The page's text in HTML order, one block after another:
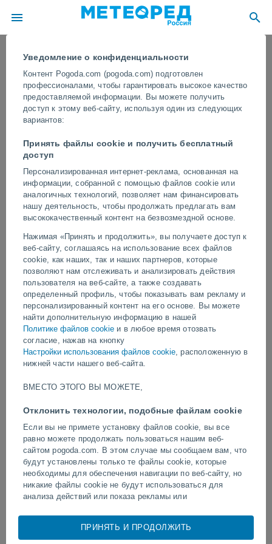
Уведомление о конфиденциальности
Контент Pogoda.com (pogoda.com) подготовлен
профессионалами, чтобы гарантировать высокое качество
предоставляемой информации. Вы можете получить
доступ к этому веб-сайту, используя один из следующих
вариантов:
Принять файлы cookie и получить бесплатный
доступ
Персонализированная интернет-реклама, основанная на
информации, собранной с помощью файлов cookie или
аналогичных технологий, позволяет нам финансировать
нашу деятельность, чтобы продолжать предлагать вам
высококачественный контент на безвозмездной основе.
Нажимая «Принять и продолжить», вы получаете доступ к
веб-сайту, соглашаясь на использование всех файлов
cookie, как наших, так и наших партнеров, которые
позволяют нам отслеживать и анализировать действия
пользователя на веб-сайте, а также создавать
определенный профиль, чтобы показывать вам рекламу и
персонализированный контент на его основе. Вы можете
найти дополнительную информацию в нашей
Политике файлов cookie и в любое время отозвать
согласие, нажав на кнопку
Настройки использования файлов cookie, расположенную в
нижней части нашего веб-сайта.
ВМЕСТО ЭТОГО ВЫ МОЖЕТЕ,
Отклонить технологии, подобные файлам cookie
Если вы не примете установку файлов cookie, вы все
равно можете продолжать пользоваться нашим веб-
сайтом pogoda.com. В этом случае мы сообщаем вам, что
будут установлены только те файлы cookie, которые
необходимы для обеспечения навигации по веб-сайту, но
никакие файлы cookie не будут использоваться для
анализа действий или показа рекламы или
Вы можете отказаться от установки cookie и
ПРИНЯТЬ И ПРОДОЛЖИТЬ
Впечатляющий торнадо вызвал
хаос к югу от Сьюдад-Акуньи,
Мексика
Эксперты выясняют, произошло ли в этом районе более одного
торнадо, который, к счастью, малонаселен в месте его
возникновения.
видео
Торнадо и сильные ливни в
Пелотасе, Бразилия.
Удар молнии на
Наратхивате, Таиланд.
Следуйте за нами